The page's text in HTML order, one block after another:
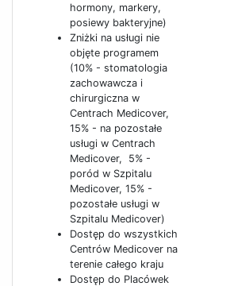
hormony, markery,
posiewy bakteryjne)
Zniżki na usługi nie
objęte programem
(10% - stomatologia
zachowawcza i
chirurgiczna w
Centrach Medicover,
15% - na pozostałe
usługi w Centrach
Medicover, 5% -
poród w Szpitalu
Medicover, 15% -
pozostałe usługi w
Szpitalu Medicover)
Dostęp do wszystkich
Centrów Medicover na
terenie całego kraju
Dostęp do Placówek